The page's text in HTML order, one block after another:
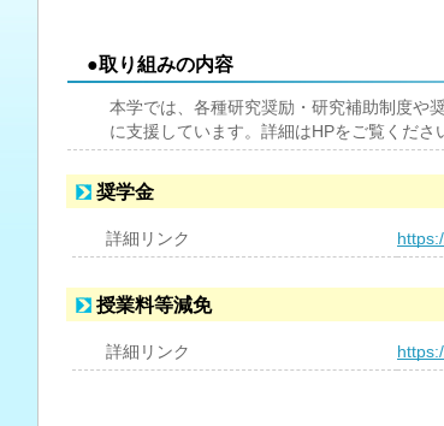
●取り組みの内容
本学では、各種研究奨励・研究補助制度や
に支援しています。詳細はHPをご覧くださ
奨学金
詳細リンク
授業料等減免
詳細リンク